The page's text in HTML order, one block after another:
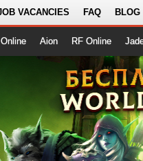
VACANCIES FAQ BLOG
Aion RF Online